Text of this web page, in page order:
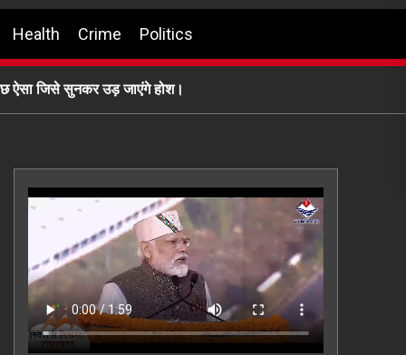
Health Crime Politics
ऐसा जिसे सुनकर उड़ जाएंगे होश।